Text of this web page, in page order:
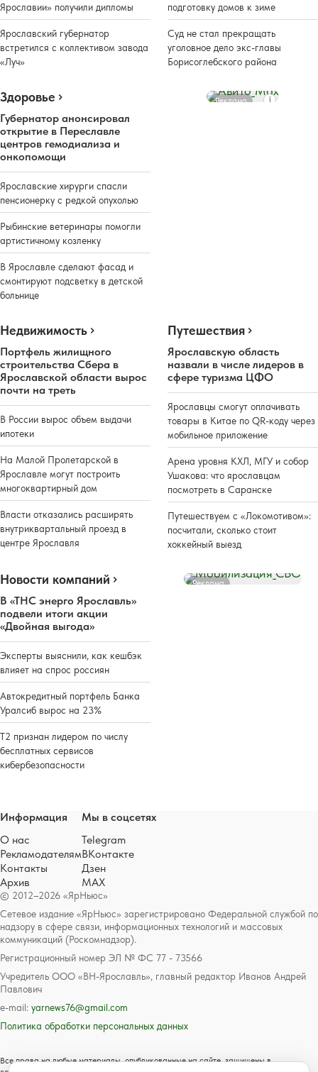
Ярославии» получили дипломы
Ярославский губернатор
встретился с коллективом завода
«Луч»
подготовку домов к зиме
Суд не стал прекращать
уголовное дело экс-главы
Борисоглебского района
Здоровье
Губернатор анонсировал
открытие в Переславле
центров гемодиализа и
онкопомощи
Ярославские хирурги спасли
пенсионерку с редкой опухолью
Рыбинские ветеринары помогли
артистичному козленку
В Ярославле сделают фасад и
смонтируют подсветку в детской
больнице
Реклама
Недвижимость
Портфель жилищного
строительства Сбера в
Ярославской области вырос
почти на треть
В России вырос объем выдачи
ипотеки
На Малой Пролетарской в
Ярославле могут построить
многоквартирный дом
Власти отказались расширять
внутриквартальный проезд в
центре Ярославля
Путешествия
Ярославскую область
назвали в числе лидеров в
сфере туризма ЦФО
Ярославцы смогут оплачивать
товары в Китае по QR-коду через
мобильное приложение
Арена уровня КХЛ, МГУ и собор
Ушакова: что ярославцам
посмотреть в Саранске
Путешествуем с «Локомотивом»:
посчитали, сколько стоит
хоккейный выезд
Новости компаний
В «ТНС энерго Ярославль»
подвели итоги акции
«Двойная выгода»
Эксперты выяснили, как кешбэк
влияет на спрос россиян
Автокредитный портфель Банка
Уралсиб вырос на 23%
Т2 признан лидером по числу
бесплатных сервисов
кибербезопасности
Реклама
© 2012–2026 «ЯрНьюс»
Сетевое издание «ЯрНьюс» зарегистрировано Федеральной службой по
надзору в сфере связи, информационных технологий и массовых
коммуникаций (Роскомнадзор).
Регистрационный номер ЭЛ № ФС 77 - 73566
Учредитель ООО «ВН-Ярославль», главный редактор Иванов Андрей
Павлович
e-mail: yarnews76@gmail.com
Политика обработки персональных данных
Все права на любые материалы, опубликованные на сайте, защищены в
Информация
О нас
Рекламодателям
Контакты
Архив
Мы в соцсетях
Telegram
ВКонтакте
Дзен
MAX